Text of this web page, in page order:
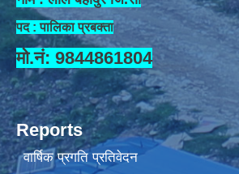
पद : पालिका प्रबक्ता
मो.नं: 9844861804
Reports
वार्षिक प्रगति प्रतिवेदन